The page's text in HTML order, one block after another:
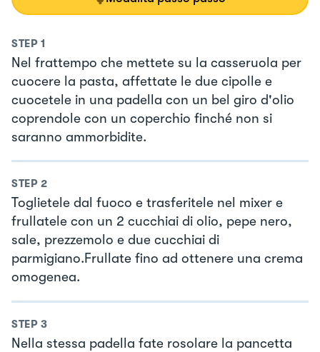
STEP 1
Nel frattempo che mettete su la casseruola per
cuocere la pasta, affettate le due cipolle e
cuocetele in una padella con un bel giro d'olio
coprendole con un coperchio finché non si
saranno ammorbidite.
STEP 2
Toglietele dal fuoco e trasferitele nel mixer e
frullatele con un 2 cucchiai di olio, pepe nero,
sale, prezzemolo e due cucchiai di
parmigiano.Frullate fino ad ottenere una crema
omogenea.
STEP 3
Nella stessa padella fate rosolare la pancetta